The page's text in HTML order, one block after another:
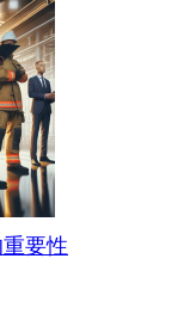
要性